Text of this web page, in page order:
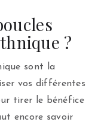
?
sont la
vos différentes
tirer le bénéfice
encore savoir